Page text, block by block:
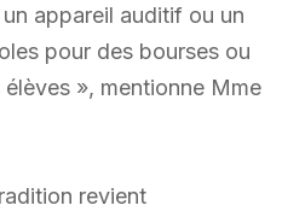
appareil auditif ou un
pour des bourses ou
», mentionne Mme
revient